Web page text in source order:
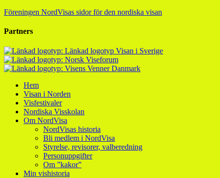
Föreningen NordVisas sidor för den nordiska visan
Partners
Hem
Visan i Norden
Visfestivaler
Nordiska Visskolan
Om NordVisa
NordVisas historia
Bli medlem i NordVisa
Styrelse, revisorer, valberedning
Personuppgifter
Om ”kakor”
Min vishistoria